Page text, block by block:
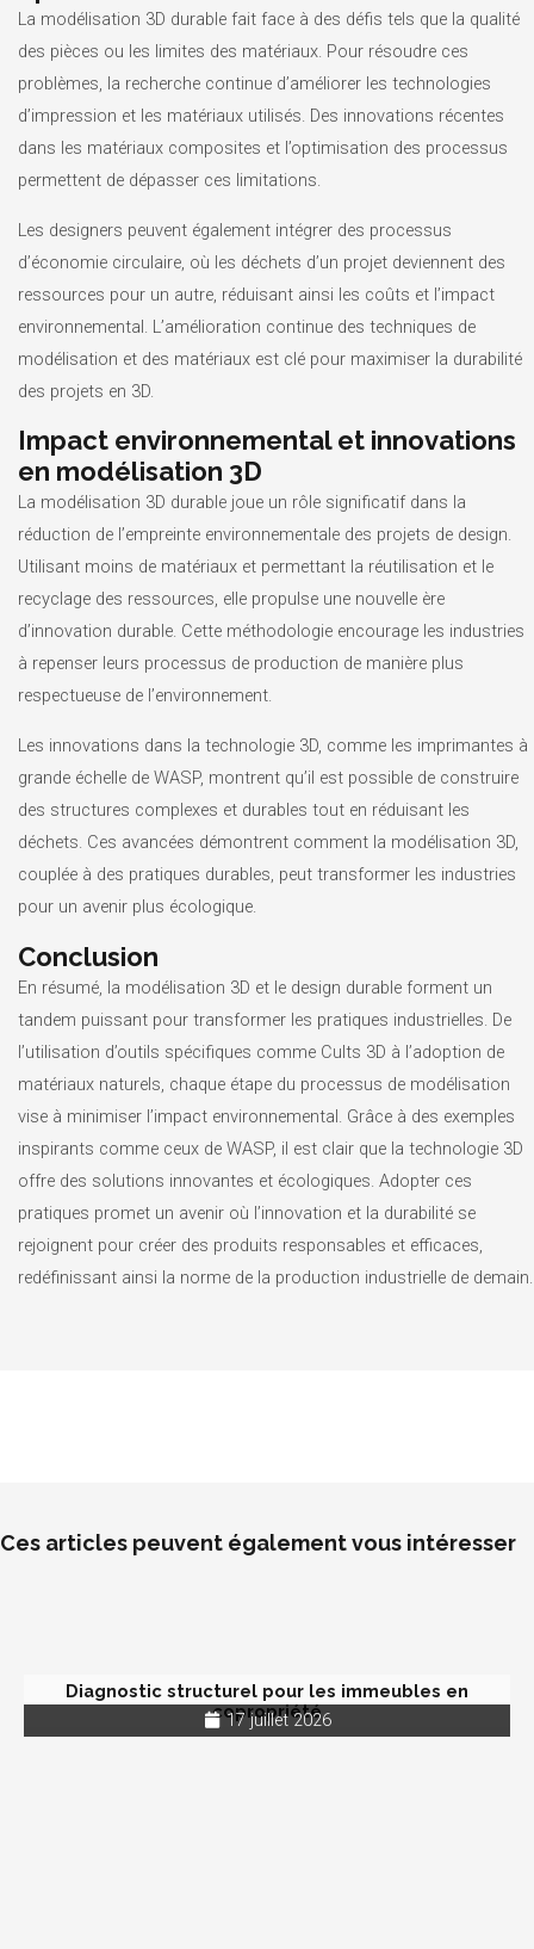
La modélisation 3D durable fait face à des défis tels que la qualité
des pièces ou les limites des matériaux. Pour résoudre ces
problèmes, la recherche continue d’améliorer les technologies
d’impression et les matériaux utilisés. Des innovations récentes
dans les matériaux composites et l’optimisation des processus
permettent de dépasser ces limitations.
Les designers peuvent également intégrer des processus
d’économie circulaire, où les déchets d’un projet deviennent des
ressources pour un autre, réduisant ainsi les coûts et l’impact
environnemental. L’amélioration continue des techniques de
modélisation et des matériaux est clé pour maximiser la durabilité
des projets en 3D.
Impact environnemental et innovations
en modélisation 3D
La modélisation 3D durable joue un rôle significatif dans la
réduction de l’empreinte environnementale des projets de design.
Utilisant moins de matériaux et permettant la réutilisation et le
recyclage des ressources, elle propulse une nouvelle ère
d’innovation durable. Cette méthodologie encourage les industries
à repenser leurs processus de production de manière plus
respectueuse de l’environnement.
Les innovations dans la technologie 3D, comme les imprimantes à
grande échelle de WASP, montrent qu’il est possible de construire
des structures complexes et durables tout en réduisant les
déchets. Ces avancées démontrent comment la modélisation 3D,
couplée à des pratiques durables, peut transformer les industries
pour un avenir plus écologique.
Conclusion
En résumé, la modélisation 3D et le design durable forment un
tandem puissant pour transformer les pratiques industrielles. De
l’utilisation d’outils spécifiques comme Cults 3D à l’adoption de
matériaux naturels, chaque étape du processus de modélisation
vise à minimiser l’impact environnemental. Grâce à des exemples
inspirants comme ceux de WASP, il est clair que la technologie 3D
offre des solutions innovantes et écologiques. Adopter ces
pratiques promet un avenir où l’innovation et la durabilité se
rejoignent pour créer des produits responsables et efficaces,
redéfinissant ainsi la norme de la production industrielle de demain.
Ces articles peuvent également vous intéresser
Diagnostic structurel pour les immeubles en
copropriété
17 juillet 2026